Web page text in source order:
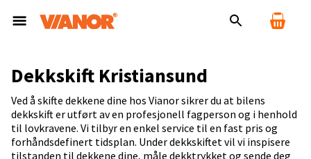
Dekkskift Kristiansund
Ved å skifte dekkene dine hos Vianor sikrer du at bilens
dekkskift er utført av en profesjonell fagperson og i henhold
til lovkravene. Vi tilbyr en enkel service til en fast pris og
forhåndsdefinert tidsplan. Under dekkskiftet vil vi inspisere
tilstanden til dekkene dine, måle dekktrykket og sende deg